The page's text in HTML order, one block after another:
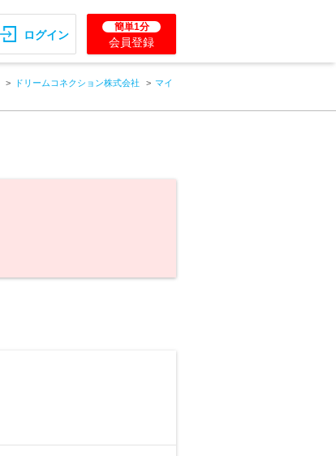
ログイン
簡単1分
会員登録
ドリームコネクション株式会社
マイ